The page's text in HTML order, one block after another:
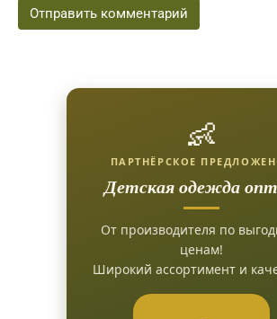
👶
ПАРТНЁРСКОЕ
Детская одежда
От производителя по
ценам!
Широкий ассортимент и